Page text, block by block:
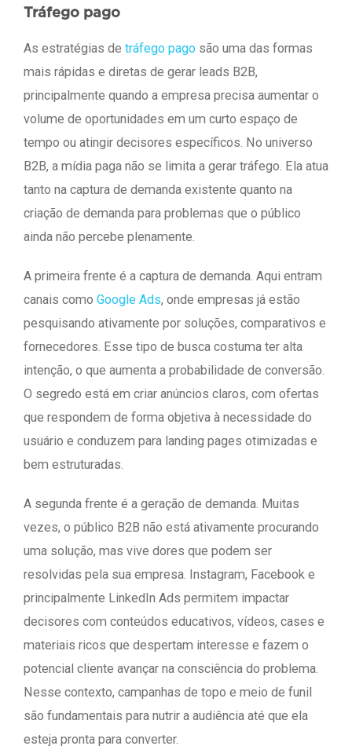
Tráfego pago
As estratégias de tráfego pago são uma das formas
mais rápidas e diretas de gerar leads B2B,
principalmente quando a empresa precisa aumentar o
volume de oportunidades em um curto espaço de
tempo ou atingir decisores específicos. No universo
B2B, a mídia paga não se limita a gerar tráfego. Ela atua
tanto na captura de demanda existente quanto na
criação de demanda para problemas que o público
ainda não percebe plenamente.
A primeira frente é a captura de demanda. Aqui entram
canais como Google Ads, onde empresas já estão
pesquisando ativamente por soluções, comparativos e
fornecedores. Esse tipo de busca costuma ter alta
intenção, o que aumenta a probabilidade de conversão.
O segredo está em criar anúncios claros, com ofertas
que respondem de forma objetiva à necessidade do
usuário e conduzem para landing pages otimizadas e
bem estruturadas.
A segunda frente é a geração de demanda. Muitas
vezes, o público B2B não está ativamente procurando
uma solução, mas vive dores que podem ser
resolvidas pela sua empresa. Instagram, Facebook e
principalmente LinkedIn Ads permitem impactar
decisores com conteúdos educativos, vídeos, cases e
materiais ricos que despertam interesse e fazem o
potencial cliente avançar na consciência do problema.
Nesse contexto, campanhas de topo e meio de funil
são fundamentais para nutrir a audiência até que ela
esteja pronta para converter.